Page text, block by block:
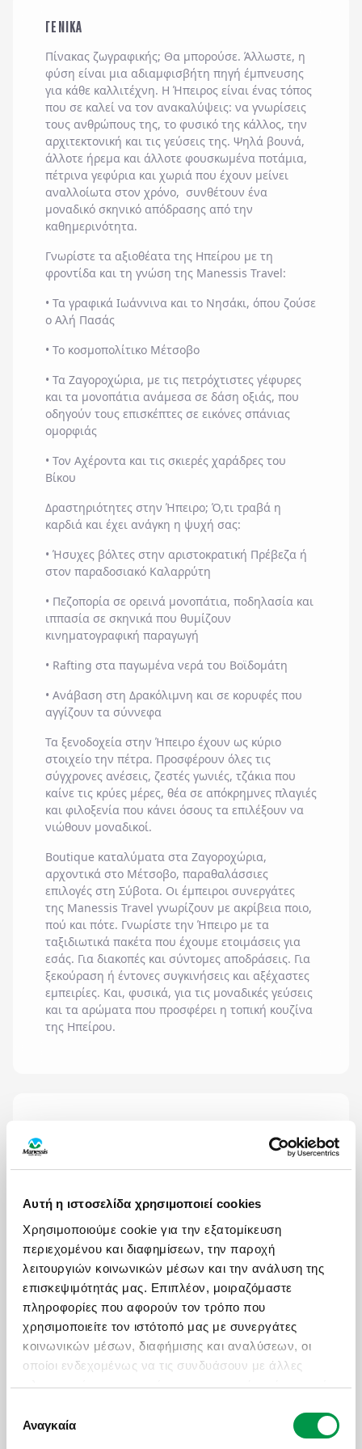
Αυτή η ιστοσελίδα χρησιμοποιεί cookies
Χρησιμοποιούμε cookie για την εξατομίκευση
περιεχομένου και διαφημίσεων, την παροχή
λειτουργιών κοινωνικών μέσων και την ανάλυση της
επισκεψιμότητάς μας. Επιπλέον, μοιραζόμαστε
πληροφορίες που αφορούν τον τρόπο που
χρησιμοποιείτε τον ιστότοπό μας με συνεργάτες
κοινωνικών μέσων, διαφήμισης και αναλύσεων, οι
οποίοι ενδεχομένως να τις συνδυάσουν με άλλες
πληροφορίες που τους έχετε παραχωρήσει ή τις οποίες
χρήση των υπηρεσιών τους.
συγκατάθεσης
Αναγκαία
ΓΕΝΙΚΑ
Πίνακας ζωγραφικής; Θα μπορούσε. Άλλωστε, η
φύση είναι μια αδιαμφισβήτη πηγή έμπνευσης
για κάθε καλλιτέχνη. Η Ήπειρος είναι ένας τόπος
που σε καλεί να τον ανακαλύψεις: να γνωρίσεις
τους ανθρώπους της, το φυσικό της κάλλος, την
αρχιτεκτονική και τις γεύσεις της. Ψηλά βουνά,
άλλοτε ήρεμα και άλλοτε φουσκωμένα ποτάμια,
πέτρινα γεφύρια και χωριά που έχουν μείνει
αναλλοίωτα στον χρόνο, συνθέτουν ένα
μοναδικό σκηνικό απόδρασης από την
καθημερινότητα.
Γνωρίστε τα αξιοθέατα της Ηπείρου με τη
φροντίδα και τη γνώση της Manessis Travel:
• Τα γραφικά Ιωάννινα και το Νησάκι, όπου ζούσε
ο Αλή Πασάς
• Το κοσμοπολίτικο Μέτσοβο
• Τα Ζαγοροχώρια, με τις πετρόχτιστες γέφυρες
και τα μονοπάτια ανάμεσα σε δάση οξιάς, που
οδηγούν τους επισκέπτες σε εικόνες σπάνιας
ομορφιάς
• Τον Αχέροντα και τις σκιερές χαράδρες του
Βίκου
Δραστηριότητες στην Ήπειρο; Ό,τι τραβά η
καρδιά και έχει ανάγκη η ψυχή σας:
• Ήσυχες βόλτες στην αριστοκρατική Πρέβεζα ή
στον παραδοσιακό Καλαρρύτη
• Πεζοπορία σε ορεινά μονοπάτια, ποδηλασία και
ιππασία σε σκηνικά που θυμίζουν
κινηματογραφική παραγωγή
• Rafting στα παγωμένα νερά του Βοϊδομάτη
• Ανάβαση στη Δρακόλιμνη και σε κορυφές που
αγγίζουν τα σύννεφα
Τα ξενοδοχεία στην Ήπειρο έχουν ως κύριο
στοιχείο την πέτρα. Προσφέρουν όλες τις
σύγχρονες ανέσεις, ζεστές γωνιές, τζάκια που
καίνε τις κρύες μέρες, θέα σε απόκρημνες πλαγιές
και φιλοξενία που κάνει όσους τα επιλέξουν να
νιώθουν μοναδικοί.
Boutique καταλύματα στα Ζαγοροχώρια,
αρχοντικά στο Μέτσοβο, παραθαλάσσιες
επιλογές στη Σύβοτα. Οι έμπειροι συνεργάτες
της Manessis Travel γνωρίζουν με ακρίβεια ποιο,
πού και πότε. Γνωρίστε την Ήπειρο με τα
ταξιδιωτικά πακέτα που έχουμε ετοιμάσεις για
εσάς. Για διακοπές και σύντομες αποδράσεις. Για
ξεκούραση ή έντονες συγκινήσεις και αξέχαστες
εμπειρίες. Και, φυσικά, για τις μοναδικές γεύσεις
και τα αρώματα που προσφέρει η τοπική κουζίνα
της Ηπείρου.
ΜΕ ΤΗΝ ΠΑΡΕΑ ΜΟΥ
ΟΙ ΜΗΝΕΣ ΜΕ ΤΙΣ ΠΕΡΙΣΣΟΤΕΡΕΣ ΑΝΑΧΩΡΗΣΕΙΣ
ΙΑΝΟΥΑΡΙΟΣ
ΠΡΟΤΆΣΕΙΣ